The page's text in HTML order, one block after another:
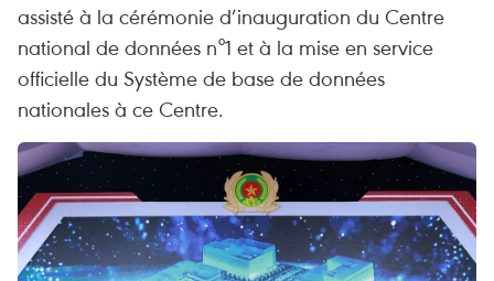
assisté à la cérémonie d’inauguration du Centre
national de données n°1 et à la mise en service
officielle du Système de base de données
nationales à ce Centre.